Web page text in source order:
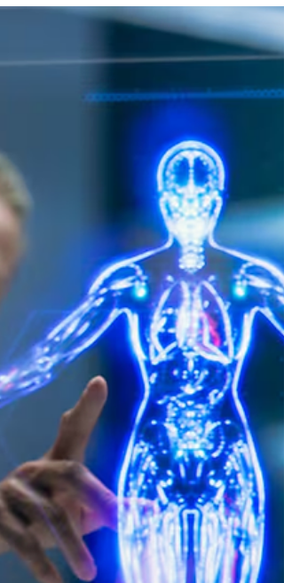
miles de puntos de datos en segundos,
comparar síntomas con millones de
historiales clínicos y aportar
ninguna mente humana podría generar por
misma. Sin embargo, a pesar de toda su
potencia computacional, la IA en medicina c